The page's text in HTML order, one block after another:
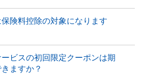
険料控除の対象になります
ビスの初回限定クーポンは期
ますか？